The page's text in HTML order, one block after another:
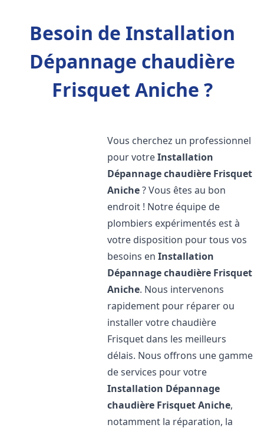
Besoin de Installation
Dépannage chaudière
Frisquet Aniche ?
Vous cherchez un professionnel
pour votreInstallation
Dépannage chaudière Frisquet
Aniche? Vous êtes au bon
endroit ! Notre équipe de
plombiers expérimentés est à
votre disposition pour tous vos
besoins enInstallation
Dépannage chaudière Frisquet
Aniche. Nous intervenons
rapidement pour réparer ou
installer votre chaudière
Frisquet dans les meilleurs
délais. Nous offrons une gamme
de services pour votre
Installation Dépannage
chaudière FrisquetAniche,
notamment la réparation, la